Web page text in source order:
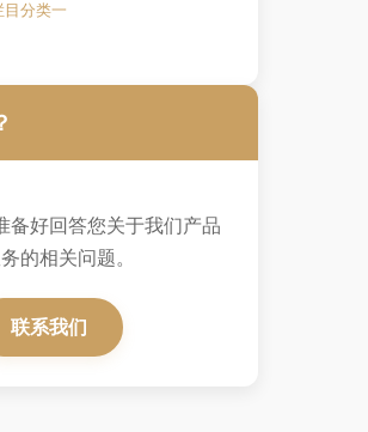
目分类一
备好回答您关于我们产品
的相关问题。
联系我们